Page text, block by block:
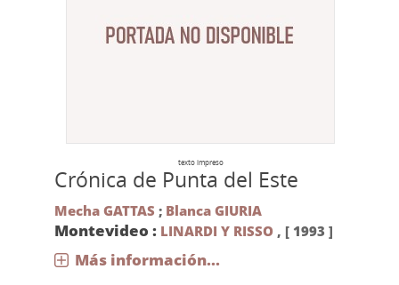
texto impreso
Crónica de Punta del Este
Mecha GATTAS ; Blanca GIURIA
Montevideo : LINARDI Y RISSO , [ 1993 ]
Más información...